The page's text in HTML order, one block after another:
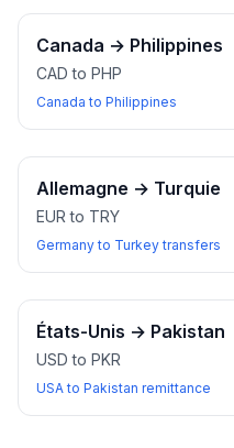
Canada → Philippines
CAD to PHP
Canada to Philippines
Allemagne → Turquie
EUR to TRY
Germany to Turkey transfers
États-Unis → Pakistan
USD to PKR
USA to Pakistan remittance